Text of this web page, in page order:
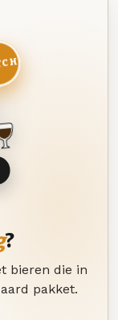
?
bieren die in
pakket.